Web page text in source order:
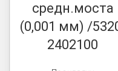
средн.моста
(0,001 мм) /
2402100